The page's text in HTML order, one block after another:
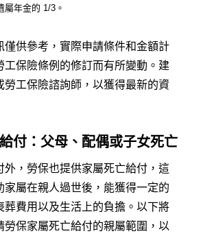
屬年金的 1/3。
僅供參考，實際申請條件和金額計
工保險條例的修訂而有所變動。建
勞工保險諮詢師，以獲得最新的資
付：父母、配偶或子女死亡
外，勞保也提供家屬死亡給付，這
家屬在親人過世後，能獲得一定的
葬費用以及生活上的負擔。以下將
勞保家屬死亡給付的親屬範圍，以